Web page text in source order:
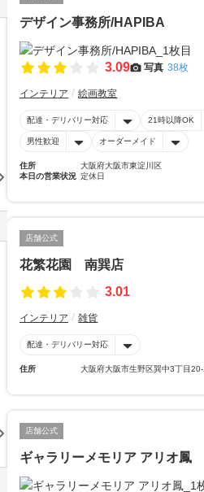
デザイン事務所/HAPIBA
3.09 写真 38枚
インテリア 絵画教室
配達・デリバリー対応 21時以降OK
男性歓迎 オーダーメイド
住所
大阪府大阪市東淀川区
本日の営業状況 定休日
店舗公式
花繁花園 南巽店
3.01
インテリア 雑貨
配達・デリバリー対応
住所 大阪府大阪市生野区巽中3丁目
店舗公式
ギャラリーメモリア アリオ鳳